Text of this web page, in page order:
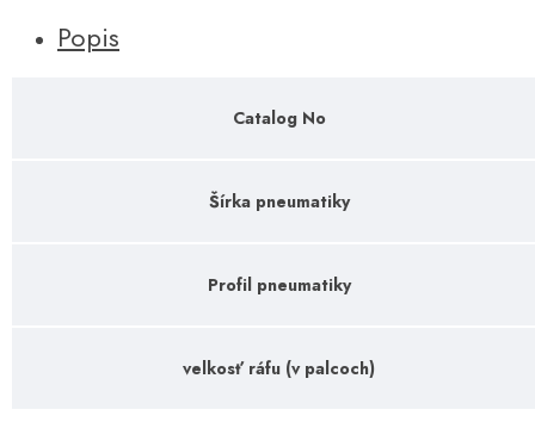
Popis
Catalog No
Šírka pneumatiky
Profil pneumatiky
velkosť ráfu (v palcoch)